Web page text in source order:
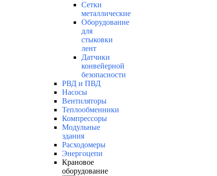
Сетки
металлические
Оборудование
для
стыковки
лент
Датчики
конвейерной
безопасности
РВД и ПВД
Насосы
Вентиляторы
Теплообменники
Компрессоры
Модульные
здания
Расходомеры
Энергоцепи
Крановое
оборудование